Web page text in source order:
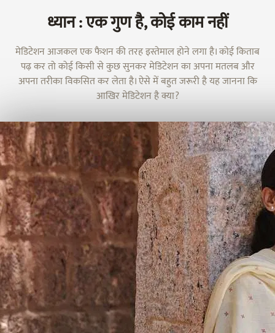
ध्यान : एक गुण है, कोई काम नहीं
मेडिटेशन आजकल एक फैशन की तरह इस्तेमाल होने लगा है। कोई किताब
पढ़ कर तो कोई किसी से कुछ सुनकर मेडिटेशन का अपना मतलब और
अपना तरीका विकसित कर लेता है। ऐसे में बहुत जरूरी है यह जानना कि
आखिर मेडिटेशन है क्या?